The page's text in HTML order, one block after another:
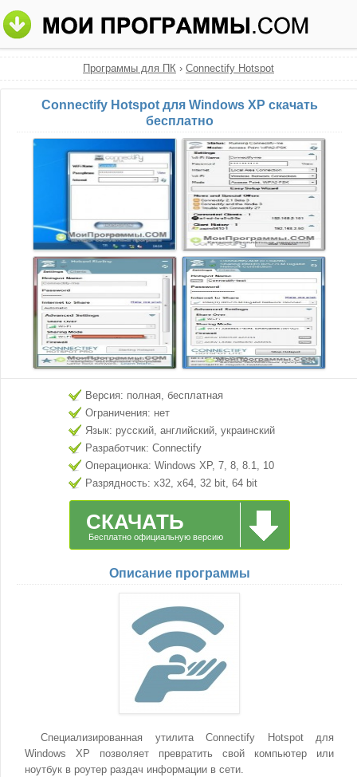
Программы для ПК › Connectify Hotspot
Connectify Hotspot для Windows XP скачать
бесплатно
Версия: полная, бесплатная
Ограничения: нет
Язык: русский, английский, украинский
Разработчик: Connectify
Операционка: Windows XP, 7, 8, 8.1, 10
Разрядность: x32, x64, 32 bit, 64 bit
СКАЧАТЬ
Бесплатно официальную версию
Описание программы
Специализированная утилита Connectify Hotspot для
Windows XP позволяет превратить свой компьютер или
ноутбук в роутер раздач информации в сети.